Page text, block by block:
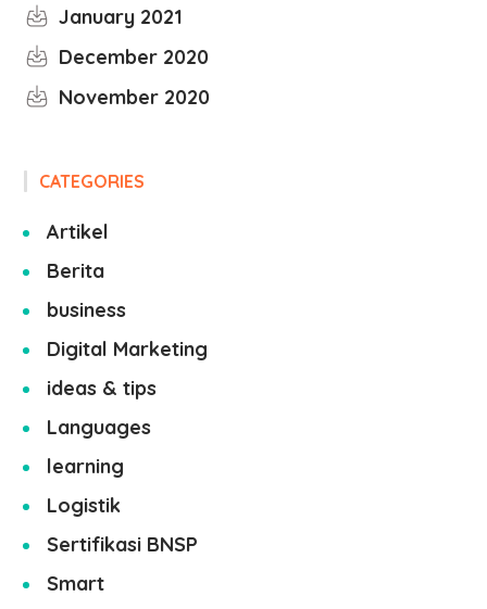
January 2021
December 2020
November 2020
CATEGORIES
Artikel
Berita
business
Digital Marketing
ideas & tips
Languages
learning
Logistik
Sertifikasi BNSP
Smart